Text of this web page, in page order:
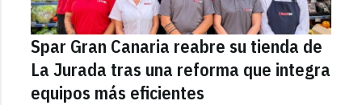
Spar Gran Canaria reabre su tienda de
La Jurada tras una reforma que integra
equipos más eficientes